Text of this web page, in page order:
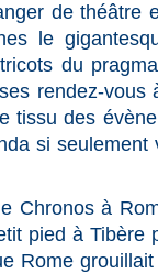
de théâtre
le
du
rendez-vous
tissu des
si
Chronos à
pied à Tibère
Rome